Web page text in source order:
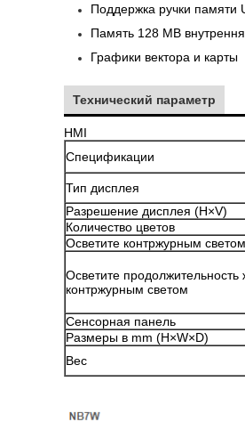
Поддержка ручки памяти
Память 128 MB
Графики вектора и карты
Технический параметр
HMI
Спецификации
Тип дисплея
Разрешение дисплея (H×V)
Количество цветов
Осветите контржурным светом
Осветите продолжительность
контржурным светом
Сенсорная панель
Размеры в mm (H×W×D)
Вес